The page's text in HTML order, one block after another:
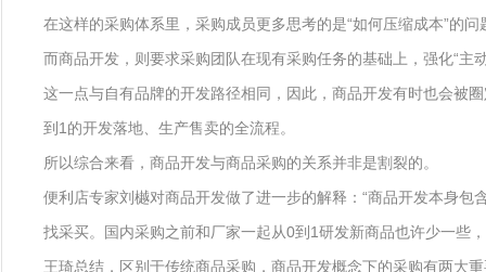
在这样的采购体系里，采购成员更多思考的是“如何压缩成本”的问
而商品开发，则要求采购团队在现有采购任务的基础上，强化“
这一点与自有品牌的开发路径相同，因此，商品开发有时也会被
到1的开发落地、生产售卖的全流程。
所以综合来看，商品开发与商品采购的关系并非是割裂的。
便利店专家刘樾对商品开发做了进一步的解释：“商品开发本身
找采买。国内采购之前和厂家一起从0到1研发新商品也许少一些
王琦总结，区别于传统商品采购，商品开发概念下的采购有两大